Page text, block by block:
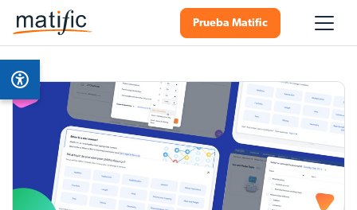
Prueba Matific